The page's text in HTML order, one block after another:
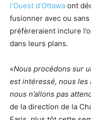
l’Ouest d’Ottawa ont
fusionner avec ou sans
préfèreraient inclure
dans leurs plans.
«Nous procédons sur
est intéressé, nous les
nous n’allons pas
de la direction de la